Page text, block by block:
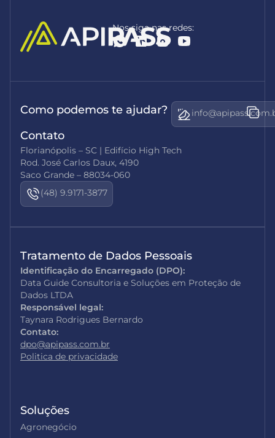
Nos siga nas redes:
Como podemos te ajudar?
Contato
Florianópolis – SC | Edifício High Tech
Rod. José Carlos Daux, 4190
Saco Grande – 88034-060
(48) 9.9171-3877
Soluções
Agronegócio
Tratamento de Dados Pessoais
Identificação do Encarregado (DPO):
Data Guide Consultoria e Soluções em Proteção de
Dados LTDA
Responsável legal:
Taynara Rodrigues Bernardo
Contato:
dpo@apipass.com.br
Politica de privacidade